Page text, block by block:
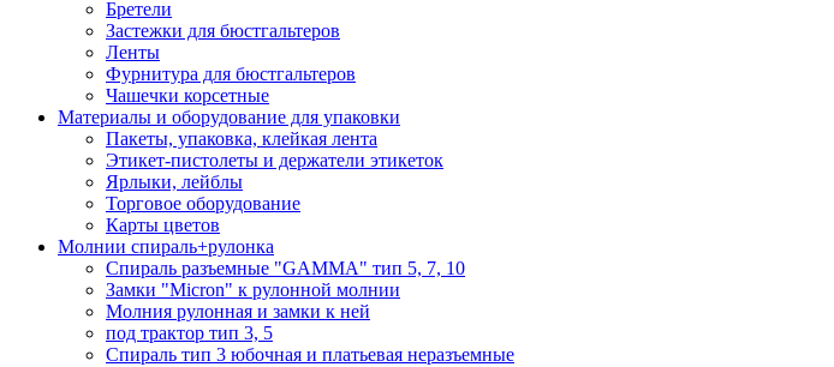
Бретели
Застежки для бюстгальтеров
Ленты
Фурнитура для бюстгальтеров
Чашечки корсетные
Материалы и оборудование для упаковки
Пакеты, упаковка, клейкая лента
Этикет-пистолеты и держатели этикеток
Ярлыки, лейблы
Торговое оборудование
Карты цветов
Молнии спираль+рулонка
Спираль разъемные "GAMMA" тип 5, 7, 10
Замки "Micron" к рулонной молнии
Молния рулонная и замки к ней
под трактор тип 3, 5
Спираль тип 3 юбочная и платьевая неразъемные